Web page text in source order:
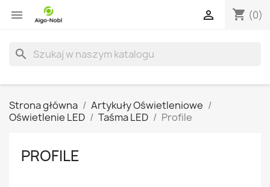
 shopping_cart (0)

search
Strona główna
Artykuły Oświetleniowe
Oświetlenie LED
Taśma LED Profile
PROFILE